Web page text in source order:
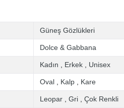
Güneş Gözlükleri
Dolce & Gabbana
Kadın Erkek Unisex
Oval Kalp Kare
Leopar Gri Çok Renkli